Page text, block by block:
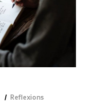
Reflexions